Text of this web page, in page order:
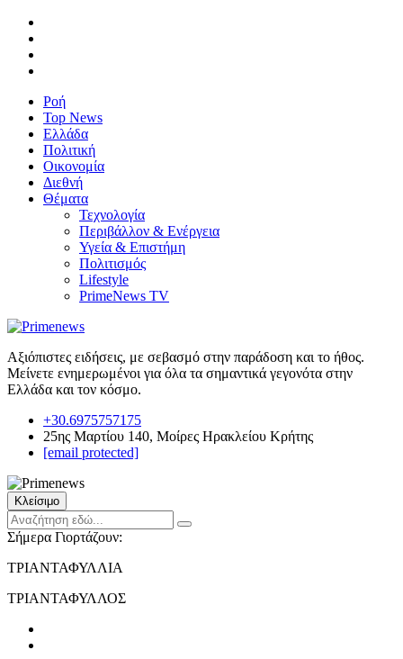
Ροή
Top News
Ελλάδα
Πολιτική
Οικονομία
Διεθνή
Θέματα
Τεχνολογία
Περιβάλλον & Ενέργεια
Υγεία & Επιστήμη
Πολιτισμός
Lifestyle
PrimeNews TV
Αξιόπιστες ειδήσεις, με σεβασμό στην παράδοση και το ήθος.
Μείνετε ενημερωμένοι για όλα τα σημαντικά γεγονότα στην
Ελλάδα και τον κόσμο.
+30.6975757175
25ης Μαρτίου 140, Μοίρες Ηρακλείου Κρήτης
[email protected]
Κλείσιμο
Σήμερα Γιορτάζουν:
ΤΡΙΑΝΤΑΦΥΛΛΙΑ
ΤΡΙΑΝΤΑΦΥΛΛΟΣ